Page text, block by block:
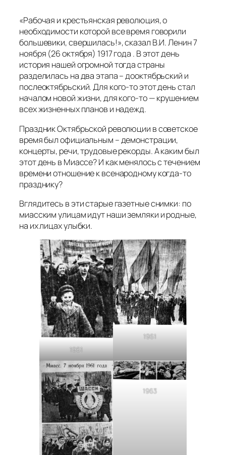
«Рабочая и крестьянская революция, о
необходимости которой все время говорили
большевики, свершилась!», сказал В.И. Ленин 7
ноября (26 октября) 1917 года . В этот день
история нашей огромной тогда страны
разделилась на два этапа – дооктябрьский и
послеоктябрьский. Для кого-то этот день стал
началом новой жизни, для кого-то — крушением
всех жизненных планов и надежд.
Праздник Октябрьской революции в советское
время был официальным – демонстрации,
концерты, речи, трудовые рекорды. А каким был
этот день в Миассе? И как менялось с течением
времени отношение к всенародному когда-то
празднику?
Вглядитесь в эти старые газетные снимки: по
миасским улицам идут наши земляки и родные,
на их лицах улыбки.
1961
1961
1963